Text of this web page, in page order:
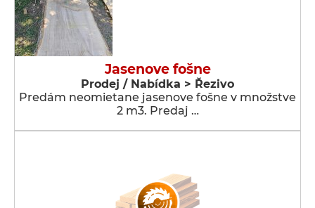
Jasenove fošne
Prodej / Nabídka > Řezivo
Predám neomietane jasenove fošne v množstve
2 m3. Predaj …